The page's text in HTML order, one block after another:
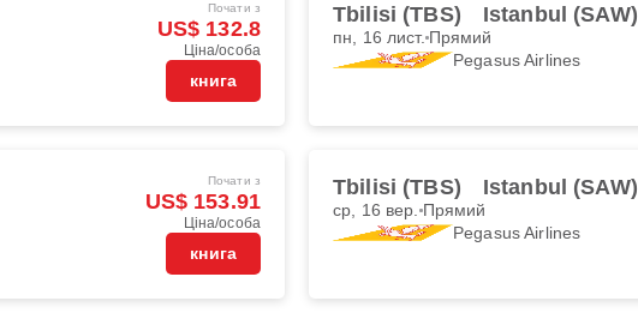
Почати з
US$ 132.8
Ціна/особа
книга
Tbilisi (TBS) Istanbul (SAW)
пн, 16 лист. Прямий
Pegasus Airlines
Почати з
US$ 153.91
Ціна/особа
книга
Tbilisi (TBS) Istanbul (SAW)
ср, 16 вер. Прямий
Pegasus Airlines